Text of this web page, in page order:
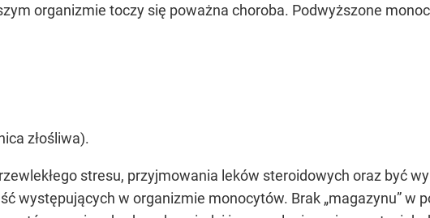
organizmie toczy się poważna choroba. Podwyższone
złośliwa).
stresu, przyjmowania leków steroidowych oraz być
występujących w organizmie monocytów. Brak „magazynu” w